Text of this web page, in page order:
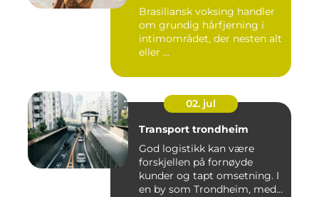
Brasiliansk voksing handler
om grundig hårfjerning i
intimområdet, der nesten alt
eller ...
02. jul
Transport trondheim
God logistikk kan være
forskjellen på fornøyde
kunder og tapt omsetning. I
en by som Trondheim, med